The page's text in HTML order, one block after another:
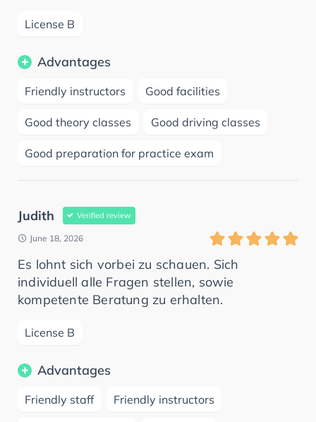
License B
Advantages
Friendly instructors Good facilities
Good theory classes Good driving classes
Good preparation for practice exam
Judith Verified review
June 18, 2026
Es lohnt sich vorbei zu schauen. Sich
individuell alle Fragen stellen, sowie
kompetente Beratung zu erhalten.
License B
Advantages
Friendly staff Friendly instructors